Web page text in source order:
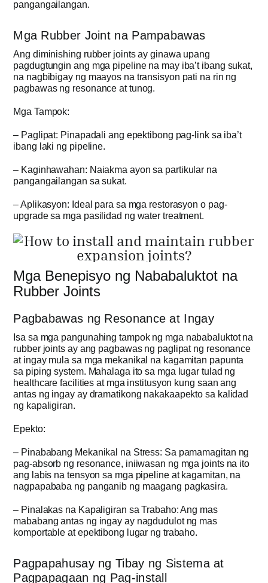
pangangailangan.
Mga Rubber Joint na Pampabawas
Ang diminishing rubber joints ay ginawa upang
pagdugtungin ang mga pipeline na may iba’t ibang sukat,
na nagbibigay ng maayos na transisyon pati na rin ng
pagbawas ng resonance at tunog.
Mga Tampok:
– Paglipat: Pinapadali ang epektibong pag-link sa iba’t
ibang laki ng pipeline.
– Kaginhawahan: Naiakma ayon sa partikular na
pangangailangan sa sukat.
– Aplikasyon: Ideal para sa mga restorasyon o pag-
upgrade sa mga pasilidad ng water treatment.
Mga Benepisyo ng Nababaluktot na
Rubber Joints
Pagbabawas ng Resonance at Ingay
Isa sa mga pangunahing tampok ng mga nababaluktot na
rubber joints ay ang pagbawas ng paglipat ng resonance
at ingay mula sa mga mekanikal na kagamitan papunta
sa piping system. Mahalaga ito sa mga lugar tulad ng
healthcare facilities at mga institusyon kung saan ang
antas ng ingay ay dramatikong nakakaapekto sa kalidad
ng kapaligiran.
Epekto:
– Pinababang Mekanikal na Stress: Sa pamamagitan ng
pag-absorb ng resonance, iniiwasan ng mga joints na ito
ang labis na tensyon sa mga pipeline at kagamitan, na
nagpapababa ng panganib ng maagang pagkasira.
– Pinalakas na Kapaligiran sa Trabaho: Ang mas
mababang antas ng ingay ay nagdudulot ng mas
komportable at epektibong lugar ng trabaho.
Pagpapahusay ng Tibay ng Sistema at
Pagpapagaan ng Pag-install